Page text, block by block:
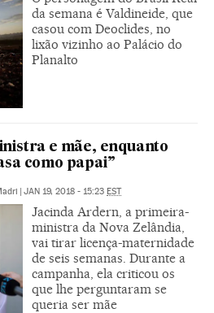
da semana é Valdineide, que
casou com Deoclides, no
lixão vizinho ao Palácio do
Planalto
e mãe, enquanto
como papai”
| JAN 19, 2018 - 15:23 EST
Jacinda Ardern, a primeira-
ministra da Nova Zelândia,
vai tirar licença-maternidade
de seis semanas. Durante a
campanha, ela criticou os
que lhe perguntaram se
queria ser mãe